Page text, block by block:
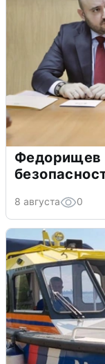
Федорищев
8 августа 0